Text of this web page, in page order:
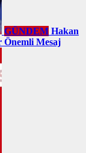
GÜNDEM Hakan
Önemli Mesaj